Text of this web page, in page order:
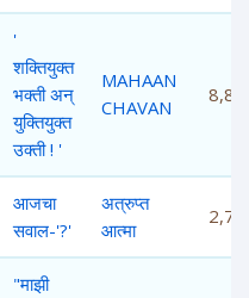
'
शक्तियुक्त
भक्ती अन्
युक्तियुक्त
उक्ती ! '
MAHAAN
CHAVAN
आजचा
सवाल-'?'
अत्रुप्त
आत्मा
"माझी